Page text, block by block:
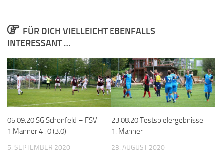
FÜR DICH VIELLEICHT EBENFALLS
INTERESSANT …
05.09.20 SG Schönfeld – FSV
1.Männer 4 : 0 (3:0)
5. SEPTEMBER 2020
23.08.20 Testspielergebnisse
1. Männer
23. AUGUST 2020